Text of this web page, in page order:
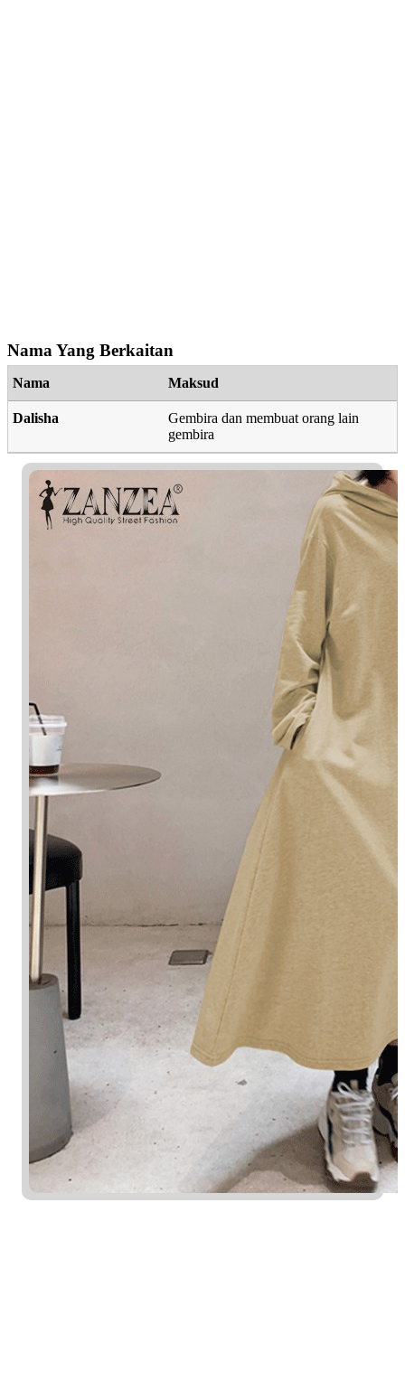
Nama Yang Berkaitan
Nama Maksud
Dalisha
Gembira dan membuat orang lain
gembira